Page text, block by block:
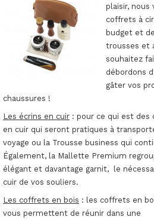
plaisir,
coffrets à
budget et
trousses et
souhaitez
débordons
gâter vos
chaussures !
Les écrins en cuir : pour ce qui est des
en cuir qui seront pratiques à
voyage ou la Trousse business qui
Également, la Mallette Premium
élégant et davantage garnit, le
cuir de vos souliers.
Les coffrets en bois : les coffrets en
vous permettent de réunir dans une